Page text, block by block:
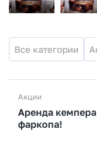
Все категории
Акции
Аренда
фаркопа!